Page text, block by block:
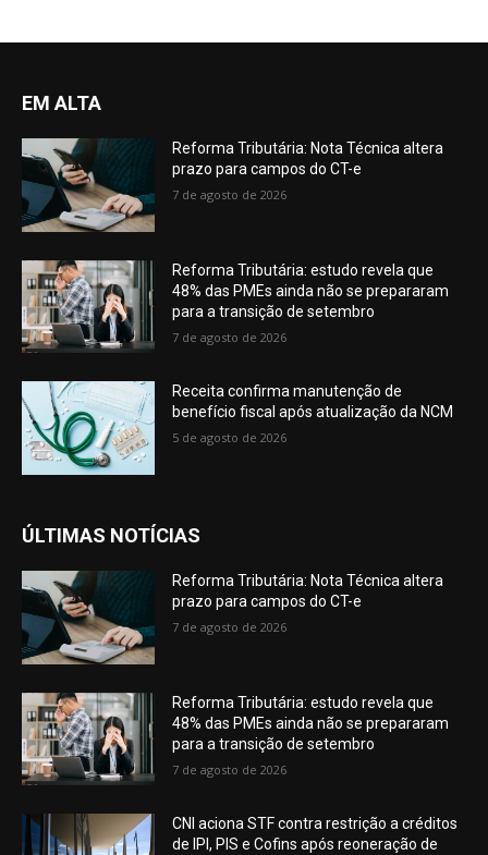
EM ALTA
Reforma Tributária: Nota Técnica altera
prazo para campos do CT-e
7 de agosto de 2026
Reforma Tributária: estudo revela que
48% das PMEs ainda não se prepararam
para a transição de setembro
7 de agosto de 2026
Receita confirma manutenção de
benefício fiscal após atualização da NCM
5 de agosto de 2026
ÚLTIMAS NOTÍCIAS
Reforma Tributária: Nota Técnica altera
prazo para campos do CT-e
7 de agosto de 2026
Reforma Tributária: estudo revela que
48% das PMEs ainda não se prepararam
para a transição de setembro
7 de agosto de 2026
CNI aciona STF contra restrição a créditos
de IPI, PIS e Cofins após reoneração de